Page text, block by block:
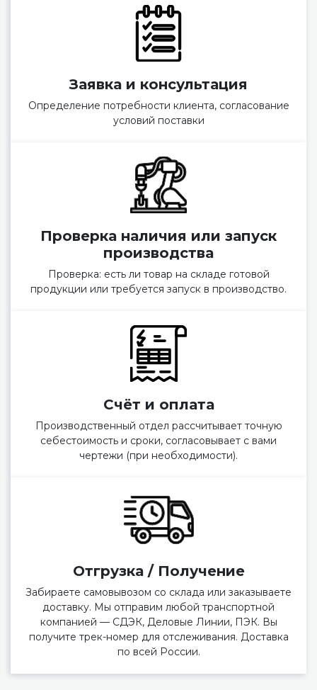
Заявка и консультация
Определение потребности клиента, согласование
условий поставки
Проверка наличия или запуск
производства
Проверка: есть ли товар на складе готовой
продукции или требуется запуск в производство.
Счёт и оплата
Производственный отдел рассчитывает точную
себестоимость и сроки, согласовывает с вами
чертежи (при необходимости).
Отгрузка / Получение
Забираете самовывозом со склада или заказываете
доставку. Мы отправим любой транспортной
компанией — СДЭК, Деловые Линии, ПЭК. Вы
получите трек-номер для отслеживания. Доставка
по всей России.